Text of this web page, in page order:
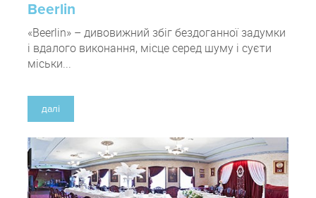
Beerlin
«Beerlin» – дивовижний збіг бездоганної задумки
і вдалого виконання, місце серед шуму і суєти
міськи...
далі